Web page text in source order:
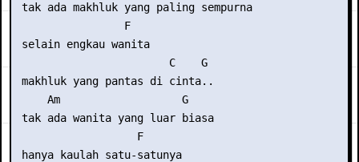
tak ada makhluk yang paling sempurna
                 F
selain engkau wanita
                        C    G
makhluk yang pantas di cinta..
     Am                   G
tak ada wanita yang luar biasa
                   F
hanya kaulah satu-satunya